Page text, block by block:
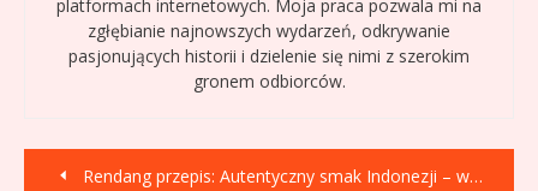
platformach internetowych. Moja praca pozwala mi na
zgłębianie najnowszych wydarzeń, odkrywanie
pasjonujących historii i dzielenie się nimi z szerokim
gronem odbiorców.
Nawigacja
Rendang przepis: Autentyczny smak Indonezji – wołowina